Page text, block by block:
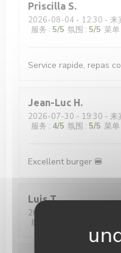
Priscilla S
2026-08-04 - 12:30 - 来
服务 : 5/5 氛围 : 5/5 菜单
Service rapide, repas
Jean-Luc H
2026-07-30 - 19:30 - 来
服务 : 4/5 氛围 : 5/5 菜单
Excellent burger 🍔
Luis T
2026-07-31
服务